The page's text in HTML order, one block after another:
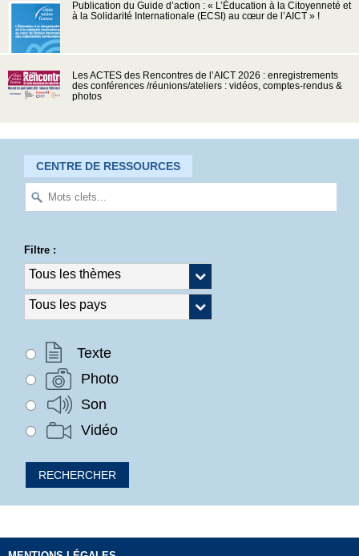
Publication du Guide d’action : « L’Éducation à la Citoyenneté et
à la Solidarité Internationale (ECSI) au cœur de l’AICT » !
Les ACTES des Rencontres de l’AICT 2026 : enregistrements
des conférences /réunions/ateliers : vidéos, comptes-rendus &
photos
CENTRE DE RESSOURCES
Filtre :
Texte
Photo
Son
Vidéo